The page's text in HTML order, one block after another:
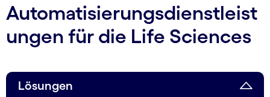
Automatisierungsdienstleist
ungen für die Life Sciences
Lösungen